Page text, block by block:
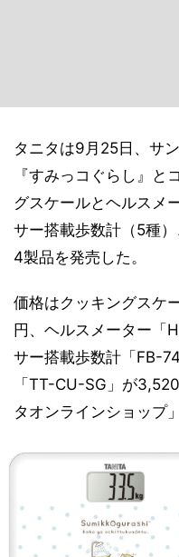
タニタは9月25日、サ
『すみっコぐらし』と
グスケールとヘルスメ
サー搭載歩数計（5種
4製品を発売した。
価格はクッキングスケ
円、ヘルスメーター「
サー搭載歩数計「FB-
「TT-CU-SG」が
タオンラインショップ